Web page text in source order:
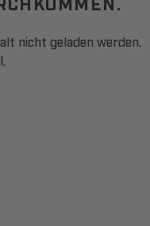
nicht geladen werden.